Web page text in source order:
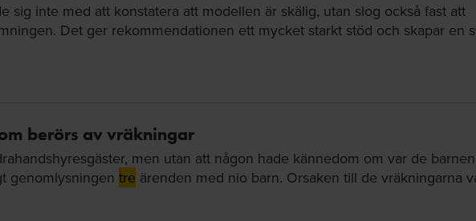
sig inte med att konstatera att modellen är skälig, utan slog också fast att
Det ger rekommendationen ett mycket starkt stöd och skapar en
berörs av vräkningar
men utan att någon hade kännedom om var de
genomlysningen tre ärenden med nio barn. Orsaken till de vräkningarna